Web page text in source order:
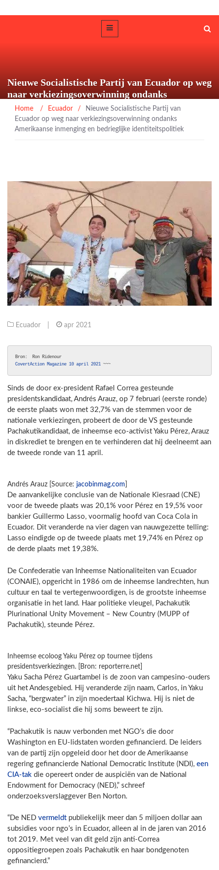
Nieuwe Socialistische Partij van Ecuador op weg
naar verkiezingsoverwinning ondanks
Amerikaanse inmenging en bedrieglijke
identiteitspolitiek
Home / Ecuador /
Nieuwe Socialistische Partij van
Ecuador op weg naar verkiezingsoverwinning ondanks
Amerikaanse inmenging en bedrieglijke identiteitspolitiek
Ecuador apr 2021
CovertAction Magazine 10 april 2021 ~~~
Sinds de door ex-president Rafael Correa gesteunde
presidentskandidaat, Andrés Arauz, op 7 februari (eerste ronde)
de eerste plaats won met 32,7% van de stemmen voor de
nationale verkiezingen, probeert de door de VS gesteunde
Pachakutikandidaat, de inheemse eco-activist Yaku Pérez, Arauz
in diskrediet te brengen en te verhinderen dat hij deelneemt aan
de tweede ronde van 11 april.
Andrés Arauz [Source: jacobinmag.com
De aanvankelijke conclusie van de Nationale Kiesraad (CNE)
voor de tweede plaats was 20,1% voor Pérez en 19,5% voor
bankier Guillermo Lasso, voormalig hoofd van Coca Cola in
Ecuador. Dit veranderde na vier dagen van nauwgezette telling:
Lasso eindigde op de tweede plaats met 19,74% en Pérez op
de derde plaats met 19,38%.
De Confederatie van Inheemse Nationaliteiten van Ecuador
(CONAIE), opgericht in 1986 om de inheemse landrechten, hun
cultuur en taal te vertegenwoordigen, is de grootste inheemse
organisatie in het land. Haar politieke vleugel, Pachakutik
Plurinational Unity Movement – New Country (MUPP of
Pachakutik), steunde Pérez.
Inheemse ecoloog Yaku Pérez op tournee tijdens
presidentsverkiezingen. [Bron: reporterre.net]
Yaku Sacha Pérez Guartambel is de zoon van campesino-ouders
uit het Andesgebied. Hij veranderde zijn naam, Carlos, in Yaku
Sacha, “bergwater” in zijn moedertaal Kichwa. Hij is niet de
linkse, eco-socialist die hij soms beweert te zijn.
“Pachakutik is nauw verbonden met NGO’s die door
Washington en EU-lidstaten worden gefinancierd. De leiders
van de partij zijn opgeleid door het door de Amerikaanse
regering gefinancierde National Democratic Institute (NDI), een
CIA-tak die opereert onder de auspiciën van de National
Endowment for Democracy (NED),” schreef
onderzoeksverslaggever Ben Norton.
“De NED vermeldt publiekelijk meer dan 5 miljoen dollar aan
subsidies voor ngo’s in Ecuador, alleen al in de jaren van 2016
tot 2019. Met veel van dit geld zijn anti-Correa
oppositiegroepen zoals Pachakutik en haar bondgenoten
gefinancierd.”